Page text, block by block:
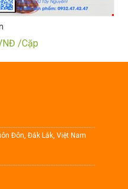
/Cặp
Đôn, Đắk Lắk, Việt Nam